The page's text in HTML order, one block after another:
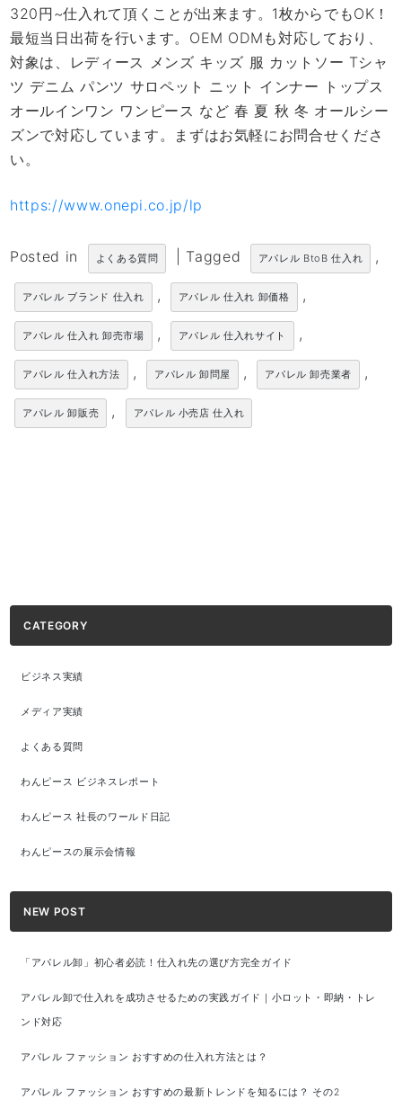
320円~仕入れて頂くことが出来ます。1枚からでもOK！
最短当日出荷を行います。OEM ODMも対応しており、
対象は、レディース メンズ キッズ 服 カットソー Tシャ
ツ デニム パンツ サロペット ニット インナー トップス
オールインワン ワンピース など 春 夏 秋 冬 オールシー
ズンで対応しています。まずはお気軽にお問合せくださ
い。
https://www.onepi.co.jp/lp
Posted in よくある質問 Tagged アパレル BtoB 仕入れ ,
アパレル ブランド 仕入れ , アパレル 仕入れ 卸価格 ,
アパレル 仕入れ 卸売市場 , アパレル 仕入れサイト ,
アパレル 仕入れ方法 , アパレル 卸問屋 , アパレル 卸売業者 ,
アパレル 卸販売 , アパレル 小売店 仕入れ
CATEGORY
ビジネス実績
メディア実績
よくある質問
わんピース ビジネスレポート
わんピース 社長のワールド日記
わんピースの展示会情報
NEW POST
「アパレル卸」初心者必読！仕入れ先の選び方完全ガイド
アパレル卸で仕入れを成功させるための実践ガイド｜小ロット・即納・トレ
ンド対応
アパレル ファッション おすすめの仕入れ方法とは？
アパレル ファッション おすすめの最新トレンドを知るには？ その2